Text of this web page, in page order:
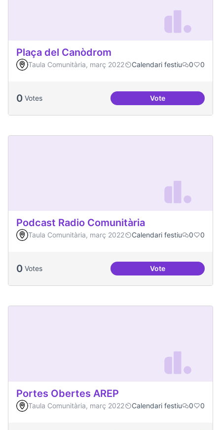
Plaça del Canòdrom
Taula Comunitària, març 2022 Calendari festiu 0 0
0 Votes VotePlaça del
Podcast Radio Comunitària
Taula Comunitària, març 2022 Calendari festiu 0 0
0 Votes VotePodcast Radio
Portes Obertes AREP
Taula Comunitària, març 2022 Calendari festiu 0 0